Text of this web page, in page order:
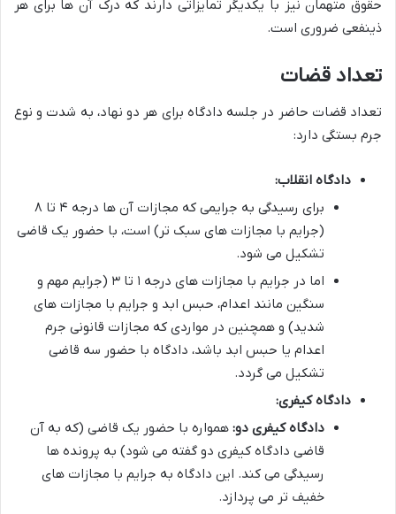
حقوق متهمان نیز با یکدیگر تمایزاتی دارند که درک آن ها برای هر
ذینفعی ضروری است.
تعداد قضات
تعداد قضات حاضر در جلسه دادگاه برای هر دو نهاد، به شدت و نوع
جرم بستگی دارد:
دادگاه انقلاب:
برای رسیدگی به جرایمی که مجازات آن ها درجه ۴ تا ۸
(جرایم با مجازات های سبک تر) است، با حضور یک قاضی
تشکیل می شود.
اما در جرایم با مجازات های درجه ۱ تا ۳ (جرایم مهم و
سنگین مانند اعدام، حبس ابد و جرایم با مجازات های
شدید) و همچنین در مواردی که مجازات قانونی جرم
اعدام یا حبس ابد باشد، دادگاه با حضور سه قاضی
تشکیل می گردد.
دادگاه کیفری:
دادگاه کیفری دو: همواره با حضور یک قاضی (که به آن
قاضی دادگاه کیفری دو گفته می شود) به پرونده ها
رسیدگی می کند. این دادگاه به جرایم با مجازات های
خفیف تر می پردازد.